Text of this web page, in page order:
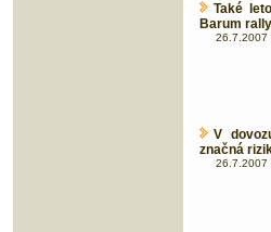
Také
Barum
26.7.2007
V
značná
26.7.2007